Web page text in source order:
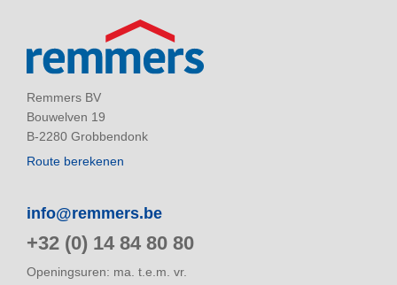
Remmers BV
Bouwelven 19
B-2280 Grobbendonk
Route berekenen
info@remmers.be
+32 (0) 14 84 80 80
Openingsuren: ma. t.e.m. vr.